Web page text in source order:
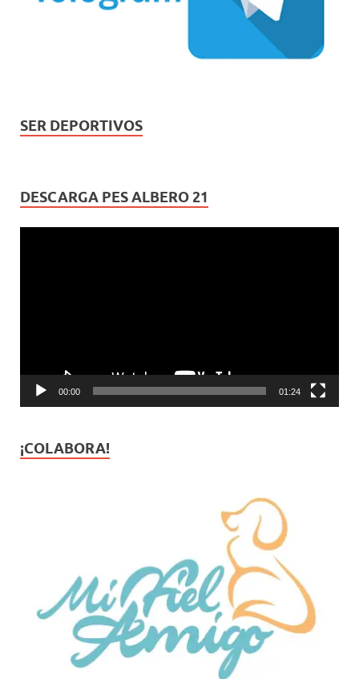
SER DEPORTIVOS
DESCARGA PES ALBERO 21
00:00 01:24
¡COLABORA!